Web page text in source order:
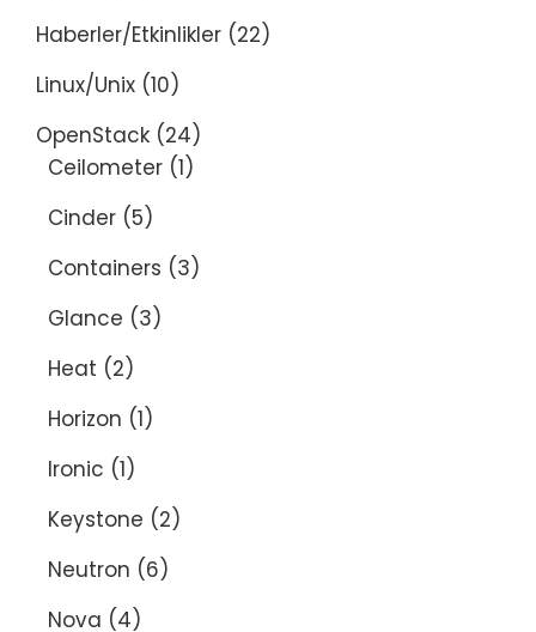
Haberler/Etkinlikler (22)
Linux/Unix (10)
OpenStack (24)
Ceilometer (1)
Cinder (5)
Containers (3)
Glance (3)
Heat (2)
Horizon (1)
Ironic (1)
Keystone (2)
Neutron (6)
Nova (4)